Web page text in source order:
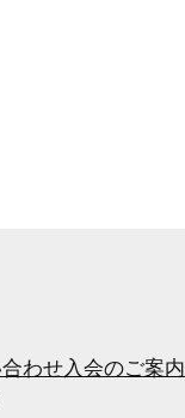
わせ入会のご案内